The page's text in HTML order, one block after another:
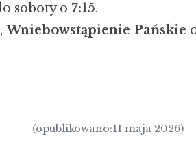
soboty o 7:15.
Wniebowstąpienie Pańskie
(opublikowano:11 maja 2026)